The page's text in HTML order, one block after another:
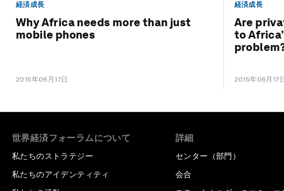
経済成長
Why Africa needs more than just
mobile phones
2015年06月17日
経済成長
Are
to
2015年06月17
世界経済フォーラムについて
私たちのストラテジー
私たちのアイデンティティ
詳細
センター（部門）
会合